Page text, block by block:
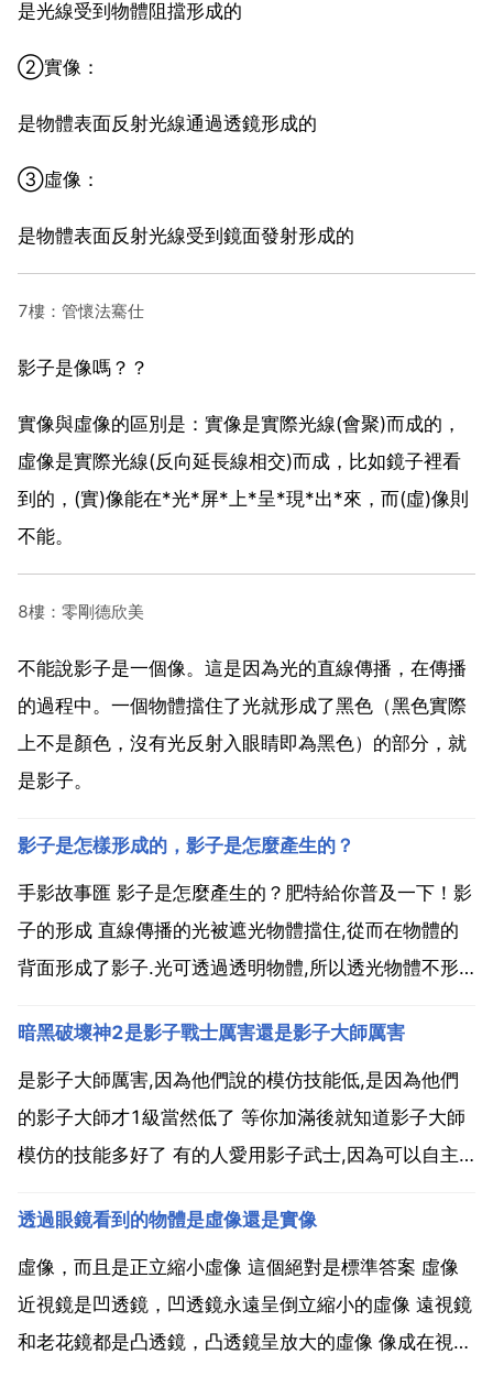
是光線受到物體阻擋形成的
②實像：
是物體表面反射光線通過透鏡形成的
③虛像：
是物體表面反射光線受到鏡面發射形成的
7樓：管懷法騫仕
影子是像嗎？？
實像與虛像的區別是：實像是實際光線(會聚)而成的，
虛像是實際光線(反向延長線相交)而成，比如鏡子裡看
到的，(實)像能在*光*屏*上*呈*現*出*來，而(虛)像則
不能。
8樓：零剛德欣美
不能說影子是一個像。這是因為光的直線傳播，在傳播
的過程中。一個物體擋住了光就形成了黑色（黑色實際
上不是顏色，沒有光反射入眼睛即為黑色）的部分，就
是影子。
影子是怎樣形成的，影子是怎麼產生的？
手影故事匯 影子是怎麼產生的？肥特給你普及一下！影
子的形成 直線傳播的光被遮光物體擋住,從而在物體的
背面形成了影子.光可透過透明物體,所以透光物體不形
醫學上用的無影燈,是利用一組多盞燈從各個角度照射,
把物體的影子沖淡從而形成 無影 的效果,事實上還...
暗黑破壞神2是影子戰士厲害還是影子大師厲害
是影子大師厲害,因為他們說的模仿技能低,是因為他們
的影子大師才1級當然低了 等你加滿後就知道影子大師
模仿的技能多好了 有的人愛用影子武士,因為可以自主
力略強一些.暗黑的技能裡,畢竟沒有哪個是 最好 的,看你
個人習慣啦.個人來說，推薦影子大師，首先，...
透過眼鏡看到的物體是虛像還是實像
虛像，而且是正立縮小虛像 這個絕對是標準答案 虛像
近視鏡是凹透鏡，凹透鏡永遠呈倒立縮小的虛像 遠視鏡
和老花鏡都是凸透鏡，凸透鏡呈放大的虛像 像成在視網